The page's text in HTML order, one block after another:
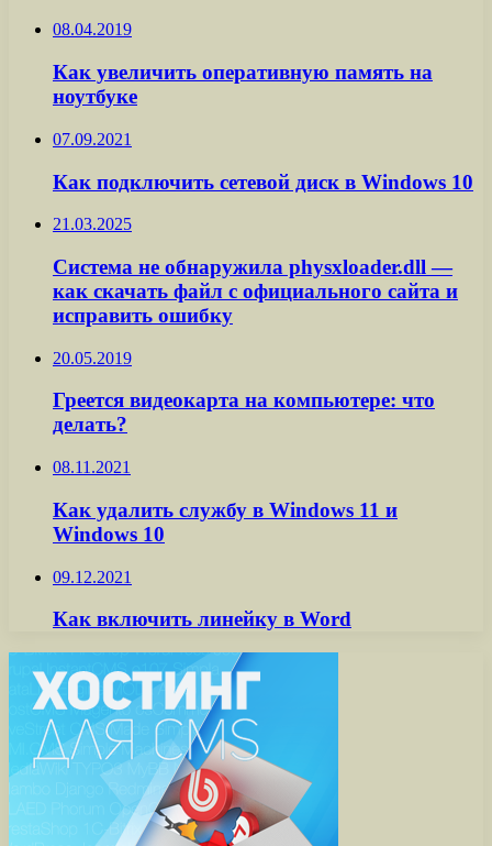
08.04.2019
Как увеличить оперативную память на
ноутбуке
07.09.2021
Как подключить сетевой диск в Windows 10
21.03.2025
Система не обнаружила physxloader.dll —
как скачать файл с официального сайта и
исправить ошибку
20.05.2019
Греется видеокарта на компьютере: что
делать?
08.11.2021
Как удалить службу в Windows 11 и
Windows 10
09.12.2021
Как включить линейку в Word